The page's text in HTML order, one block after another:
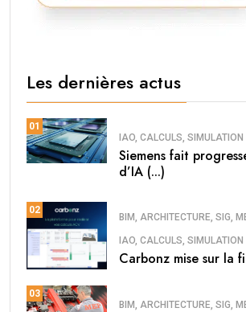
Les dernières actus
01
IAO, CALCULS, SIMULATION
Siemens fait
d’IA (...)
02
BIM, ARCHITECTURE, SIG,
IAO, CALCULS, SIMULATION
Carbonz mise sur la
03
BIM, ARCHITECTURE, SIG,